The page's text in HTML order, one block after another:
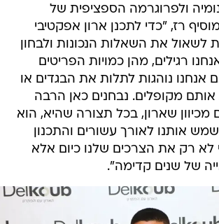
ולפרוגרמה הספציפית של
רז, "כדי לתכנן ארון אפקטיבי
לשאול את השאלות הנכונות ולבחון
רגילים, מהן כמויות הפריטים
אנחנו נוהגות לתלות את הבגדים או
מקופלים. נבחנים כאן הרבה
שארון, בכל תצורה שהיא, הוא
אותנו לאורך עשורים והתכנון
לא רק את הצרכים שלנו כיום אלא
של שנים קדימה".